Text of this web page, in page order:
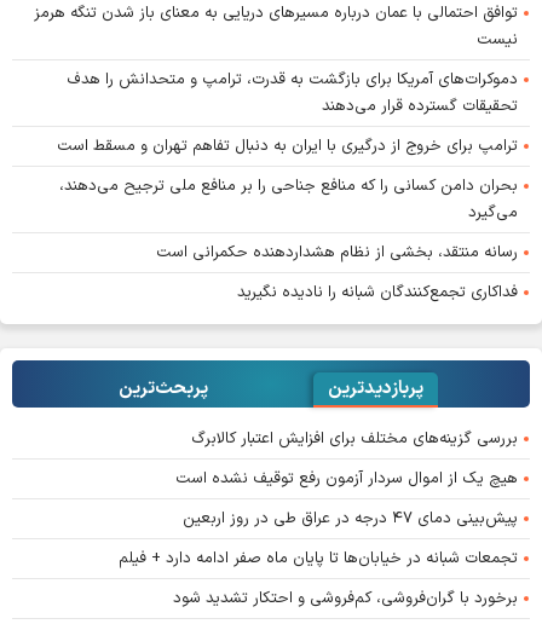
توافق احتمالی با عمان درباره مسیر‌های دریایی به معنای باز شدن تنگه هرمز
نیست
دموکرات‌های آمریکا برای بازگشت به قدرت، ترامپ و متحدانش را هدف
تحقیقات گسترده قرار می‌دهند
ترامپ برای خروج از درگیری با ایران به دنبال تفاهم تهران و مسقط است
بحران دامن کسانی را که منافع جناحی را بر منافع ملی ترجیح می‌دهند،
می‌گیرد
رسانه منتقد، بخشی از نظام هشداردهنده حکمرانی است
فداکاری تجمع‌کنندگان شبانه را نادیده نگیرید
پربازدیدترین پربحث‌ترین‌
بررسی گزینه‌های مختلف برای افزایش اعتبار کالابرگ
هیچ یک از اموال سردار آزمون رفع توقیف نشده است
پیش‌بینی دمای ۴۷ درجه در عراق طی در روز اربعین
تجمعات شبانه در خیابان‌ها تا پایان ماه صفر ادامه دارد + فیلم
برخورد با گران‌فروشی، کم‌فروشی و احتکار تشدید شود